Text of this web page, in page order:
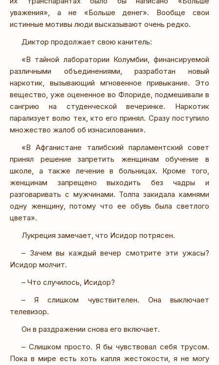
уважения», а не «Больше денег». Вообще свои
истинные мотивы люди высказывают очень редко.
Диктор продолжает свою канитель:
«В тайной лаборатории Колумбии, финансируемой
различными объединениями, разработан новый
наркотик, вызывающий мгновенное привыкание. Это
вещество, уже оцененное во Флориде, подмешивали в
сангрию на студенческой вечеринке. Наркотик
парализует волю тех, кто его принял. Сразу поступило
множество жалоб об изнасиловании».
«В Афганистане талибский парламентский совет
принял решение запретить женщинам обучение в
школе, а также лечение в больницах. Кроме того,
женщинам запрещено выходить без чадры и
разговаривать с мужчинами. Толпа закидала камнями
одну женщину, потому что ее обувь была светлого
цвета».
Лукреция замечает, что Исидор потрясен.
– Зачем вы каждый вечер смотрите эти ужасы?
Исидор молчит.
– Что случилось, Исидор?
– Я слишком чувствителен. Она выключает
телевизор.
Он в раздражении снова его включает.
– Слишком просто. Я бы чувствовал себя трусом.
Пока в мире есть хоть капля жестокости, я не могу